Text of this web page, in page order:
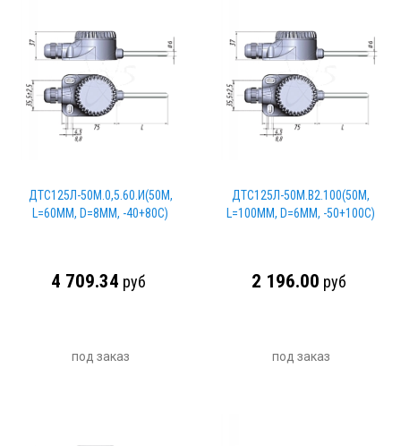
ДТС125Л-50М.0,5.60.И(50М,
L=60ММ, D=8ММ, -40+80С)
4 709.34 руб
под заказ
ДТС125Л-50М.В2.100(50М,
L=100ММ, D=6ММ, -50+100С)
2 196.00 руб
под заказ